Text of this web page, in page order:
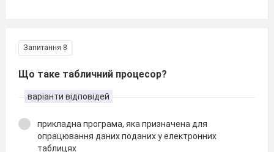
Запитання 8
Що таке табличний процесор?
варіанти відповідей
прикладна програма, яка призначена для
опрацювання даних поданих у електронних
таблицях